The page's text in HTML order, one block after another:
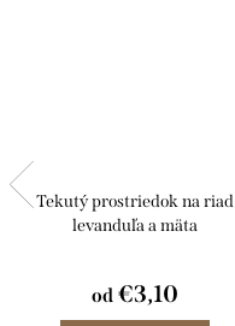
Tekutý prostriedok na riad
levanduľa a mäta
od €3,10